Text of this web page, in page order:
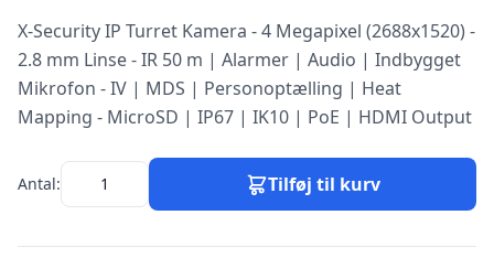
X-Security IP Turret Kamera - 4 Megapixel (2688x1520) -
2.8 mm Linse - IR 50 m | Alarmer | Audio | Indbygget
Mikrofon - IV | MDS | Personoptælling | Heat
Mapping - MicroSD | IP67 | IK10 | PoE | HDMI Output
Antal: Tilføj til kurv